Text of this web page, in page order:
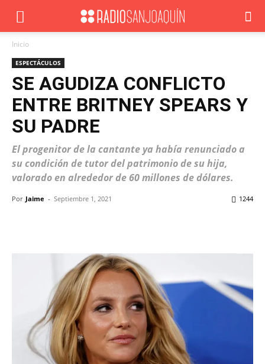
Inicio
ESPECTÁCULOS
SE AGUDIZA CONFLICTO
ENTRE BRITNEY SPEARS Y
SU PADRE
El progenitor de la cantante ya había renunciado a
su condición de tutor del patrimonio de su hija,
valorado en alrededor de 60 millones de dólares.
Por Jaime - Septiembre 1, 2021 1244